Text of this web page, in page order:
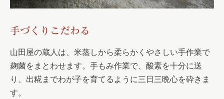
手づくりこだわる
山田屋の蔵人は、米蒸しから柔らかくやさしい手作業で
麹菌をまとわせます。手もみ作業で、酸素を十分に送
り、出糀までわが子を育てるように三日三晩心を砕きま
す。